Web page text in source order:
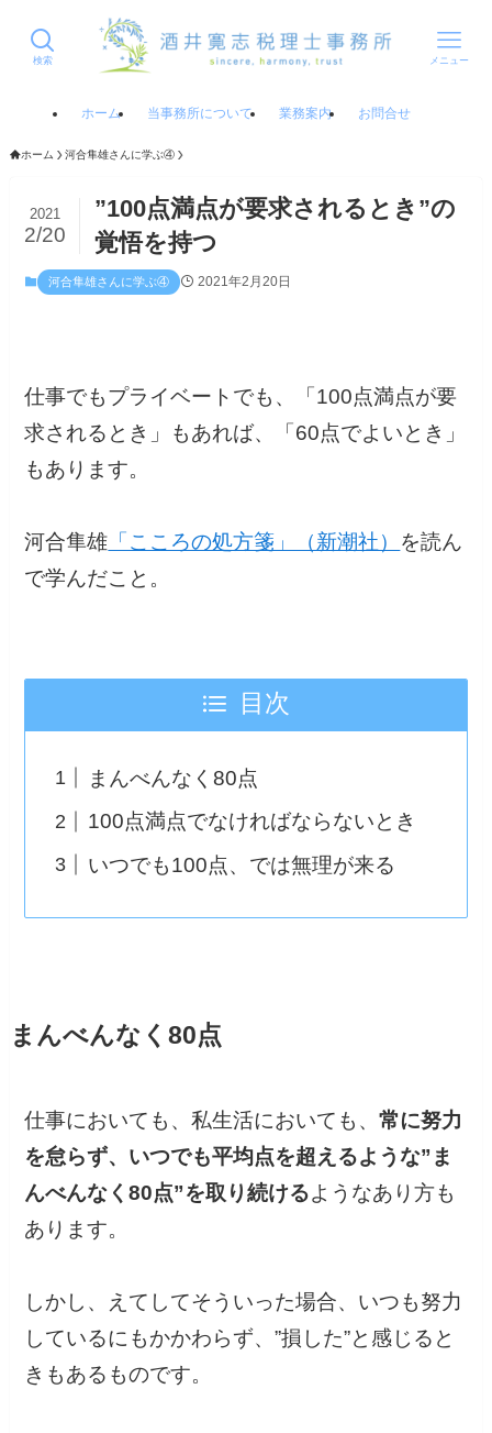
検索 メニュー
ホーム 当事務所について 業務案内 お問合せ
ホーム 河合隼雄さんに学ぶ④
”100点満点が要求されるとき”の
覚悟を持つ
2021
2/20
河合隼雄さんに学ぶ④ 2021年2月20日
仕事でもプライベートでも、「100点満点が要
求されるとき」もあれば、「60点でよいとき」
もあります。
河合隼雄 「こころの処方箋」（新潮社） を読ん
で学んだこと。
目次
まんべんなく80点
100点満点でなければならないとき
いつでも100点、では無理が来る
まんべんなく80点
仕事においても、私生活においても、常に努力
を怠らず、いつでも平均点を超えるような”ま
んべんなく80点”を取り続けるようなあり方も
あります。
しかし、えてしてそういった場合、いつも努力
しているにもかかわらず、”損した”と感じると
きもあるものです。